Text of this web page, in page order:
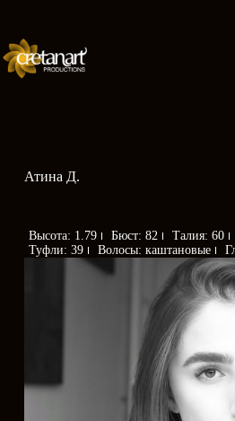
Атина Д.
Высота: 1.79 Бюст: 82 Талия: 60
Туфли: 39
Волосы: каштановые